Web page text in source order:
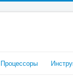
Процессоры